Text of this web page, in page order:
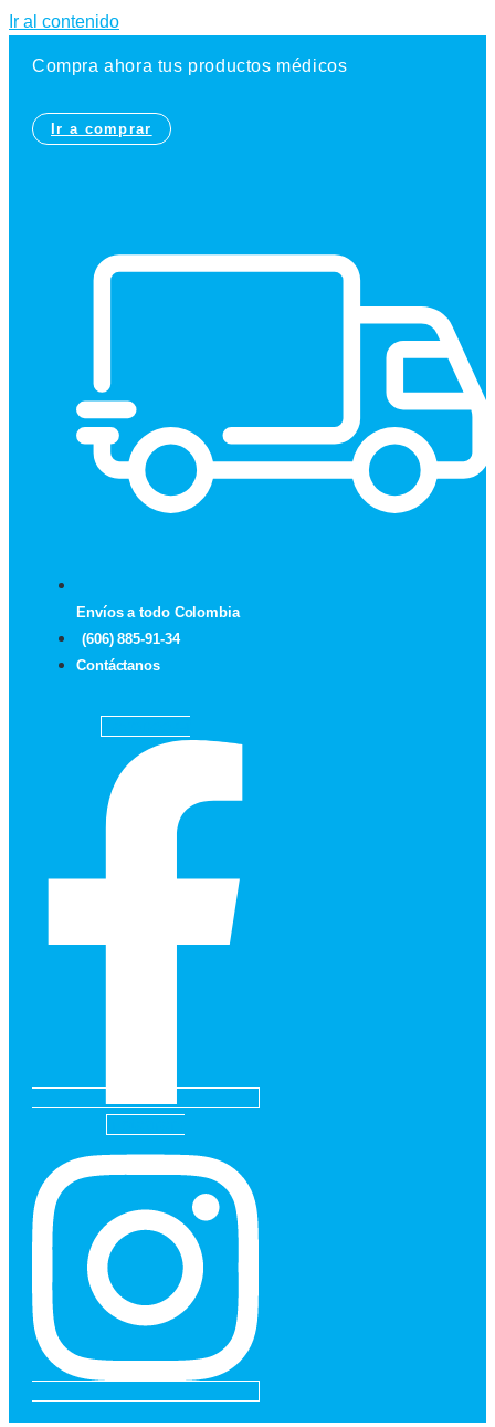
Ir al contenido
Compra ahora tus productos médicos
Ir a comprar
Envíos a todo Colombia
(606) 885-91-34
Contáctanos